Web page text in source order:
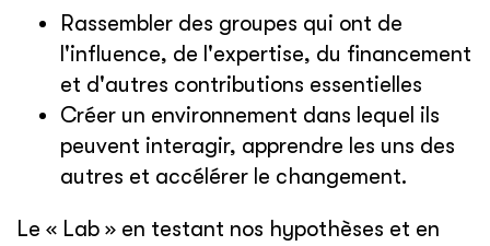
Rassembler des groupes qui ont de
l'influence, de l'expertise, du financement
et d'autres contributions essentielles
Créer un environnement dans lequel ils
peuvent interagir, apprendre les uns des
autres et accélérer le changement.
Le « Lab » en testant nos hypothèses et en